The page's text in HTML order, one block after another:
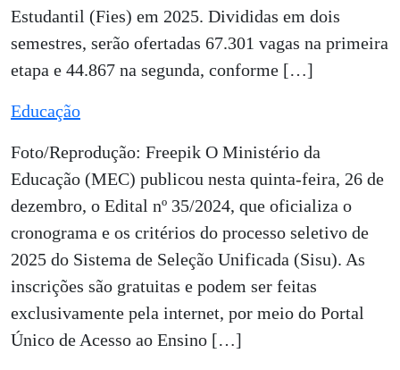
Estudantil (Fies) em 2025. Divididas em dois
semestres, serão ofertadas 67.301 vagas na primeira
etapa e 44.867 na segunda, conforme […]
Educação
Foto/Reprodução: Freepik O Ministério da
Educação (MEC) publicou nesta quinta-feira, 26 de
dezembro, o Edital nº 35/2024, que oficializa o
cronograma e os critérios do processo seletivo de
2025 do Sistema de Seleção Unificada (Sisu). As
inscrições são gratuitas e podem ser feitas
exclusivamente pela internet, por meio do Portal
Único de Acesso ao Ensino […]